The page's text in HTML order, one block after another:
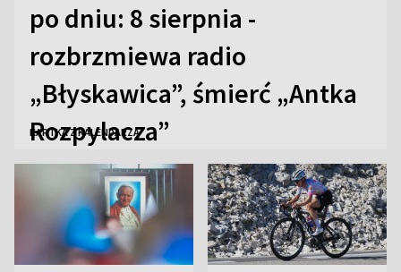
po dniu: 8 sierpnia -
rozbrzmiewa radio
„Błyskawica”, śmierć „Antka
Rozpylacza”
KARTKA Z KALENDARZA